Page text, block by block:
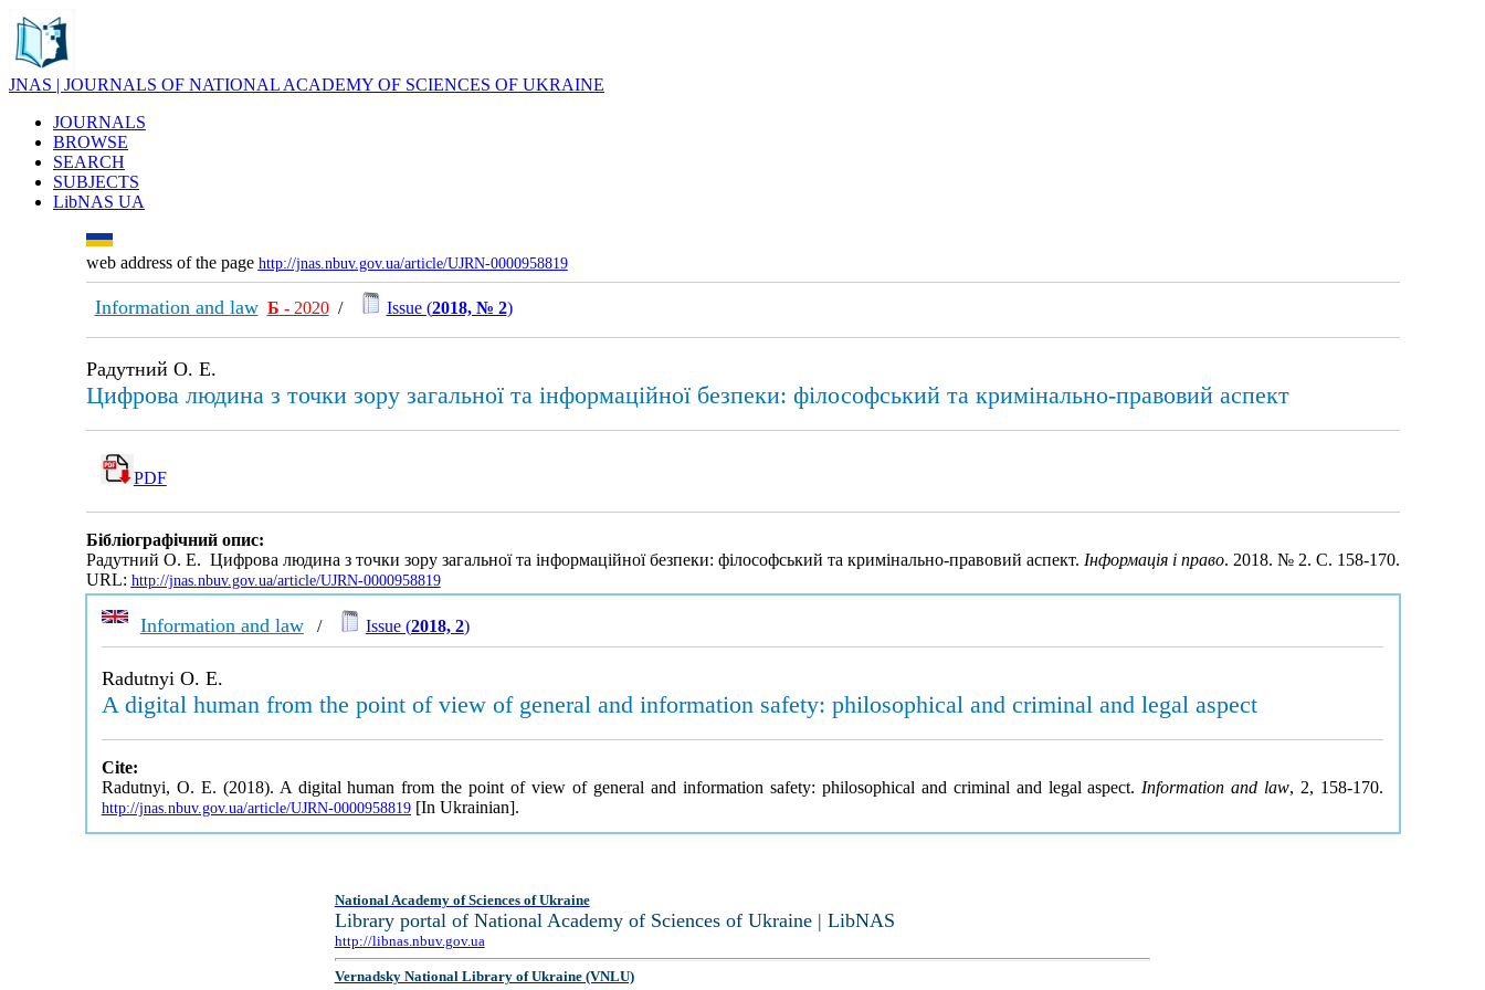
JNAS | JOURNALS OF NATIONAL ACADEMY OF SCIENCES OF UKRAINE
JOURNALS
BROWSE
SEARCH
SUBJECTS
LibNAS UA
web address of the page http://jnas.nbuv.gov.ua/article/UJRN-0000958819
Information and law Б - 2020/ Issue (2018, № 2)
Радутний О. Е.
Цифрова людина з точки зору загальної та інформаційної безпеки: філософський та кримінально-правовий аспект
PDF
Бібліографічний опис:
Радутний О. Е. Цифрова людина з точки зору загальної та інформаційної безпеки: філософський та кримінально-правовий аспект. Інформація і право. 2018. № 2. С. 158-170.
URL: http://jnas.nbuv.gov.ua/article/UJRN-0000958819
Information and law/ Issue (2018, 2)
Radutnyi O. E.
A digital human from the point of view of general and information safety: philosophical and criminal and legal aspect
Cite:
Radutnyi, O. E. (2018). A digital human from the point of view of general and information safety: philosophical and criminal and legal aspect. Information and law, 2, 158-170.
http://jnas.nbuv.gov.ua/article/UJRN-0000958819[In Ukrainian].
National Academy of Sciences of Ukraine
Library portal of National Academy of Sciences of Ukraine | LibNAS
http://libnas.nbuv.gov.ua
Vernadsky National Library of Ukraine (VNLU)